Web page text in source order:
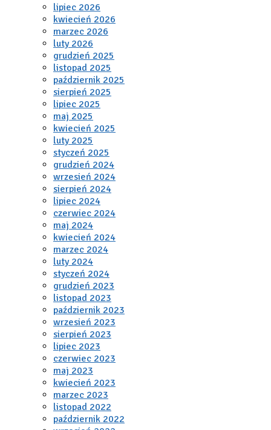
lipiec 2026
kwiecień 2026
marzec 2026
luty 2026
grudzień 2025
listopad 2025
październik 2025
sierpień 2025
lipiec 2025
maj 2025
kwiecień 2025
luty 2025
styczeń 2025
grudzień 2024
wrzesień 2024
sierpień 2024
lipiec 2024
czerwiec 2024
maj 2024
kwiecień 2024
marzec 2024
luty 2024
styczeń 2024
grudzień 2023
listopad 2023
październik 2023
wrzesień 2023
sierpień 2023
lipiec 2023
czerwiec 2023
maj 2023
kwiecień 2023
marzec 2023
listopad 2022
październik 2022